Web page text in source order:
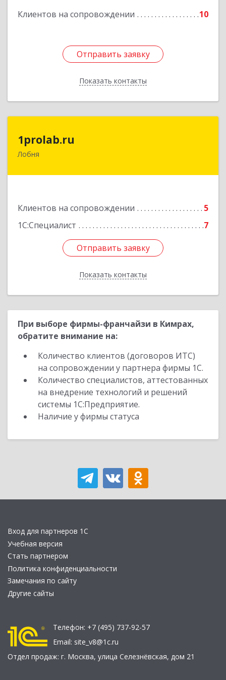
Клиентов на сопровождении 10
Отправить заявку
Показать контакты
Отправить заявку
Назад
1prolab.ru
Лобня
Клиентов на сопровождении
5
1С:Специалист
7
Отправить заявку
Показать контакты
141865, Московская обл, Дмитровский р-н,
Отправить заявку
Назад
При выборе фирмы-франчайзи в Кимрах,
обратите внимание на:
Количество клиентов (договоров ИТС)
на сопровождении у партнера фирмы 1С.
Количество специалистов, аттестованных
на внедрение технологий и решений
системы 1С:Предприятие.
Наличие у фирмы статуса
Вход для партнеров 1С
Учебная версия
Стать партнером
Политика конфиденциальности
Замечания по сайту
Другие сайты
Телефон: +7 (495) 737-92-57
Email: site_v8@1c.ru
Отдел продаж: г. Москва, улица Селезнёвская, дом 21